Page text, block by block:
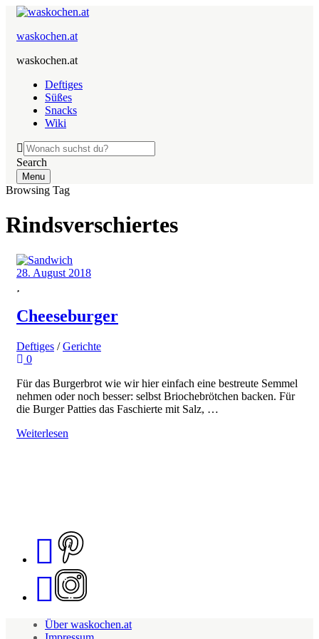
waskochen.at
waskochen.at
Deftiges
Süßes
Snacks
Wiki
Search
Menu
Browsing Tag
Rindsverschiertes
28. August 2018
Cheeseburger
Deftiges /Gerichte
0
Für das Burgerbrot wie wir hier einfach eine bestreute Semmel
nehmen oder noch besser: selbst Briochebrötchen backen. Für
die Burger Patties das Faschierte mit Salz, …
Weiterlesen
Über waskochen.at